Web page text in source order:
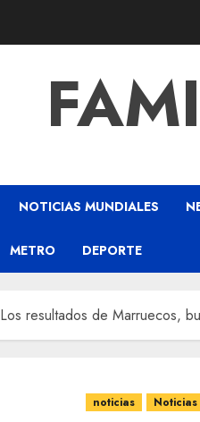
NOTICIAS MUNDIALES
METRO DEPORTE
Los resultados de Marruecos,
noticias